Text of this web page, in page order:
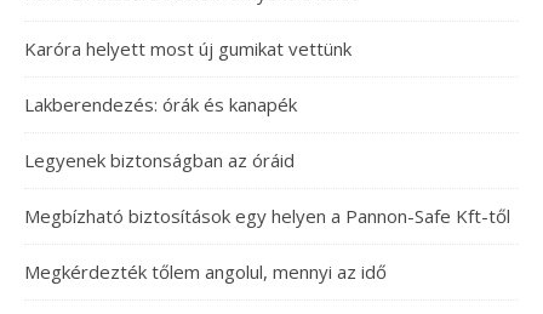
Karóra helyett most új gumikat vettünk
Lakberendezés: órák és kanapék
Legyenek biztonságban az óráid
Megbízható biztosítások egy helyen a Pannon-Safe Kft-től
Megkérdezték tőlem angolul, mennyi az idő